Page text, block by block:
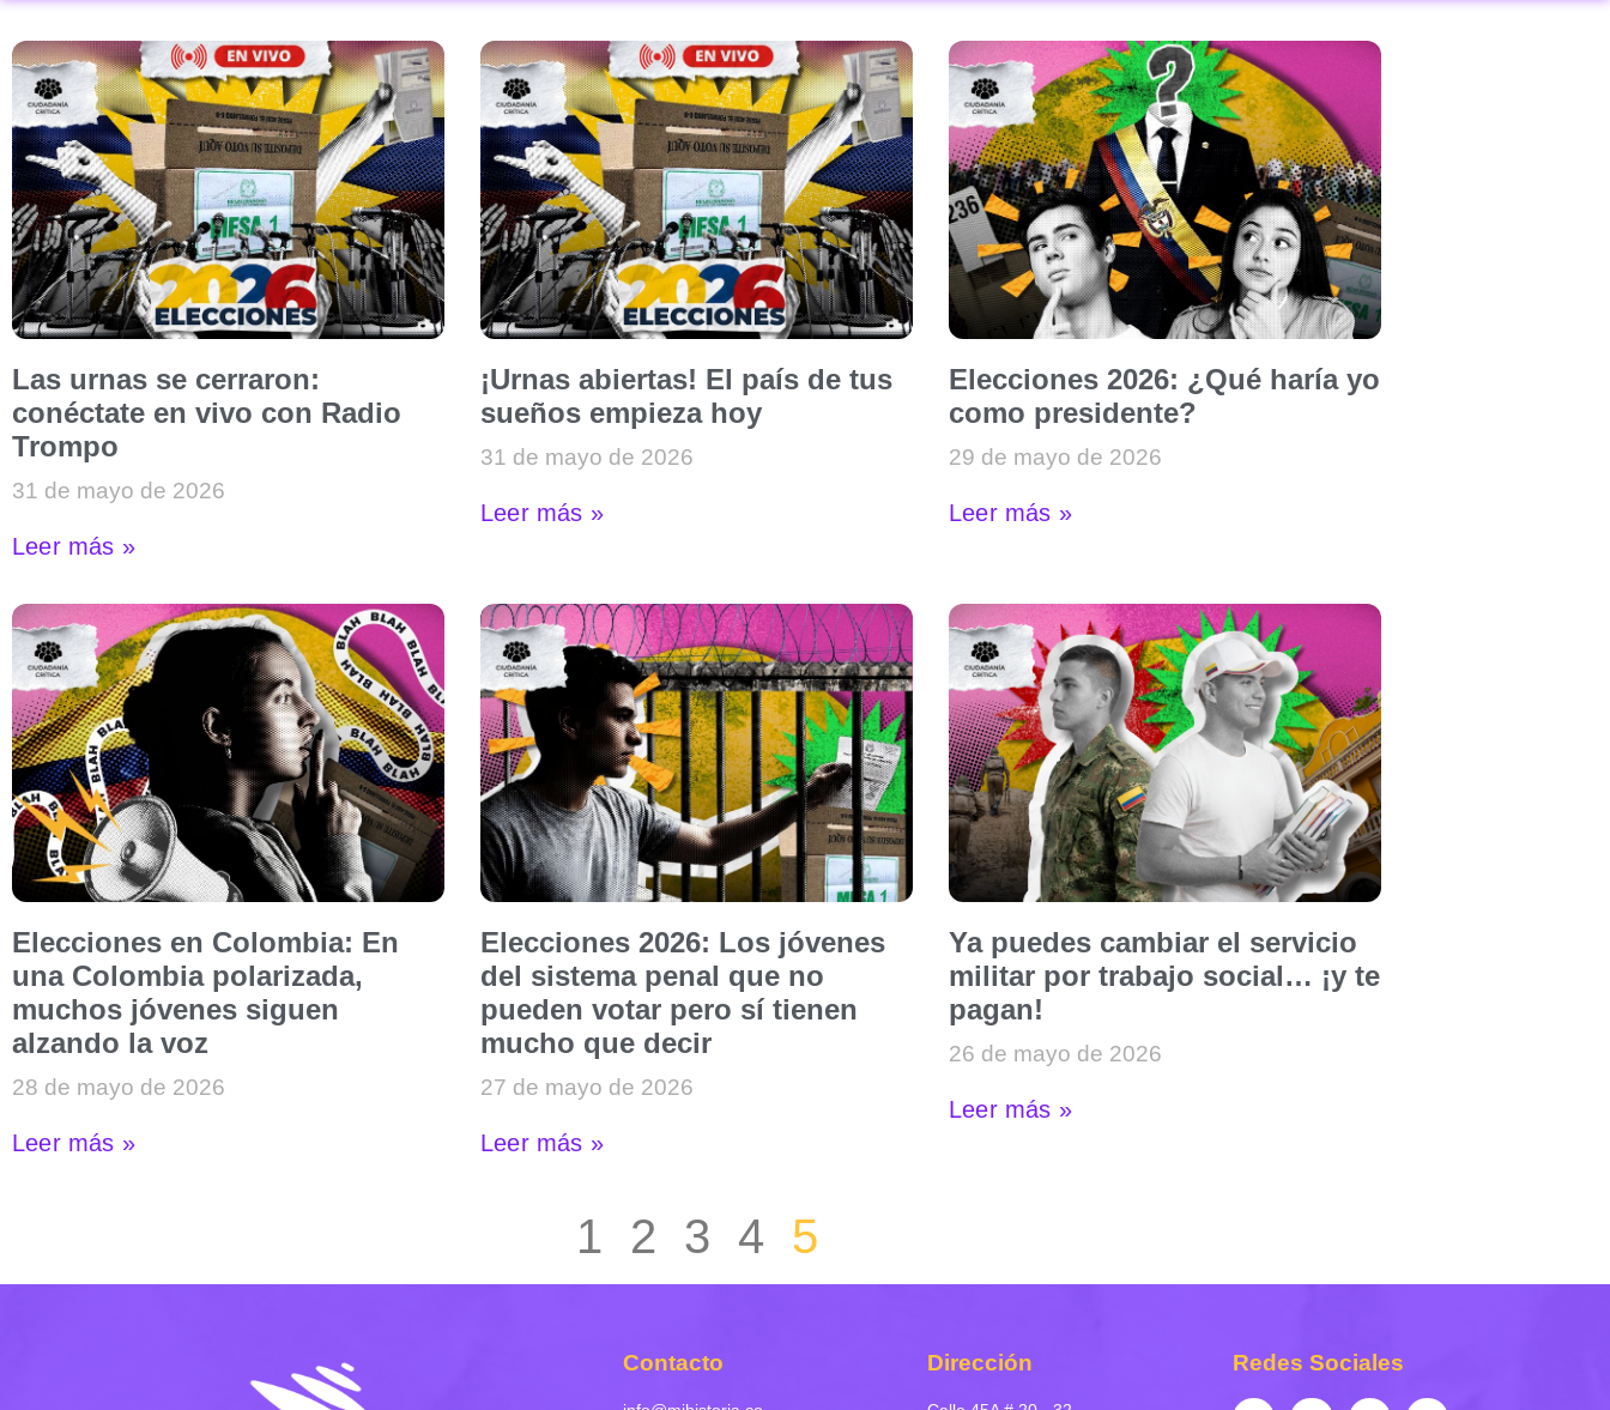
Las urnas se cerraron:
conéctate en vivo con Radio
Trompo
31 de mayo de 2026
Leer más »
¡Urnas abiertas! El país de tus
sueños empieza hoy
31 de mayo de 2026
Leer más »
Elecciones 2026: ¿Qué haría yo
como presidente?
29 de mayo de 2026
Leer más »
Elecciones en Colombia: En
una Colombia polarizada,
muchos jóvenes siguen
alzando la voz
28 de mayo de 2026
Leer más »
Elecciones 2026: Los jóvenes
del sistema penal que no
pueden votar pero sí tienen
mucho que decir
27 de mayo de 2026
Leer más »
Ya puedes cambiar el servicio
militar por trabajo social… ¡y te
pagan!
26 de mayo de 2026
Leer más »
1 2 3 4 5
Contacto Dirección Redes Sociales